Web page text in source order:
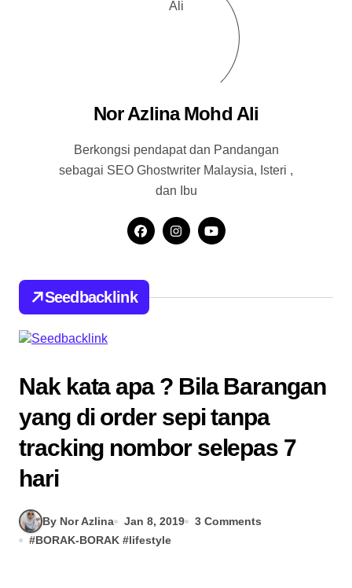
Nor Azlina Mohd Ali
Berkongsi pendapat dan Pandangan
sebagai SEO Ghostwriter Malaysia, Isteri ,
dan Ibu
Seedbacklink
Nak kata apa ? Bila Barangan
yang di order sepi tanpa
tracking nombor selepas 7
hari
By Nor Azlina Jan 8, 2019
3 Comments
#BORAK-BORAK #lifestyle